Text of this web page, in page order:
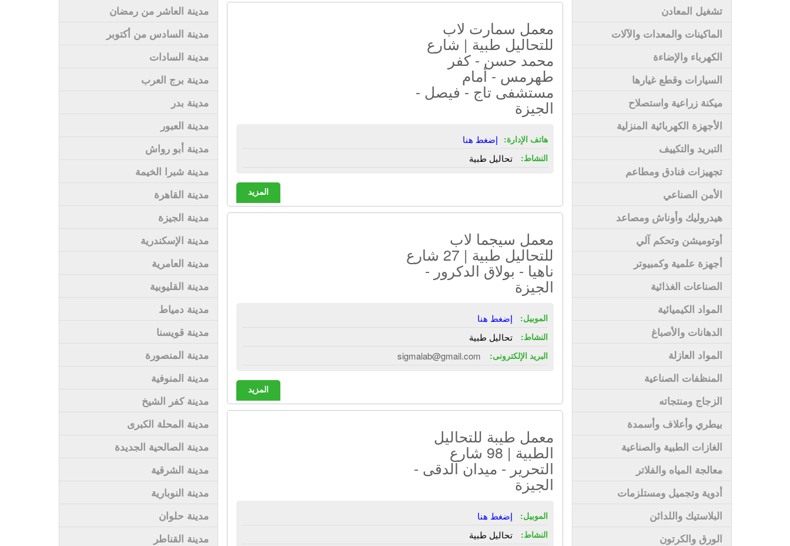
تشغيل المعادن
الماكينات والمعدات والآلات
الكهرباء والإضاءة
السيارات وقطع غيارها
ميكنة زراعية واستصلاح
الأجهزة الكهربائية المنزلية
التبريد والتكييف
تجهيزات فنادق ومطاعم
الأمن الصناعي
هيدروليك وأوناش ومصاعد
أوتوميشن وتحكم آلي
أجهزة علمية وكمبيوتر
الصناعات الغذائية
المواد الكيميائية
الدهانات والأصباغ
المواد العازلة
المنظفات الصناعية
الزجاج ومنتجاته
بيطري وأعلاف وأسمدة
الغازات الطبية والصناعية
معالجة المياه والفلاتر
أدوية وتجميل ومستلزمات
البلاستيك واللدائن
الورق والكرتون
معمل سمارت لاب
للتحاليل طبية | شارع
محمد حسن - كفر
طهرمس - أمام
مستشفى تاج - فيصل -
الجيزة
هاتف الإدارة: إضغط هنا
النشاط: تحاليل طبية
المزيد
معمل سيجما لاب
للتحاليل طبية | 27 شارع
ناهيا - بولاق الدكرور -
الجيزة
الموبيل: إضغط هنا
النشاط: تحاليل طبية
البريد الإلكترونى: sigmalab@gmail.com
المزيد
معمل طيبة للتحاليل
الطبية | 98 شارع
التحرير - ميدان الدقى -
الجيزة
الموبيل: إضغط هنا
النشاط: تحاليل طبية
مدينة العاشر من رمضان
مدينة السادس من أكتوبر
مدينة السادات
مدينة برج العرب
مدينة بدر
مدينة العبور
مدينة أبو رواش
مدينة شبرا الخيمة
مدينة القاهرة
مدينة الجيزة
مدينة الإسكندرية
مدينة العامرية
مدينة القليوبية
مدينة دمياط
مدينة قويسنا
مدينة المنصورة
مدينة المنوفية
مدينة كفر الشيخ
مدينة المحلة الكبرى
مدينة الصالحية الجديدة
مدينة الشرقية
مدينة النوبارية
مدينة حلوان
مدينة القناطر